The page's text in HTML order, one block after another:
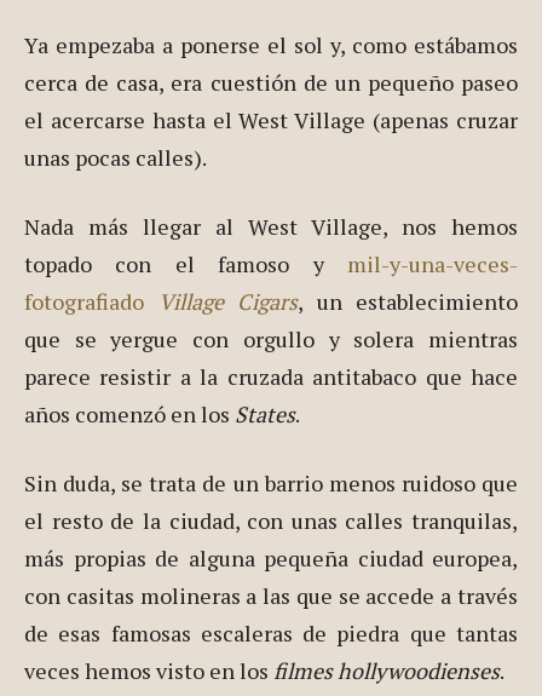
habíamos tenido tiempo de visitar el oeste del
Village.
Ya empezaba a ponerse el sol y, como estábamos
el acercarse hasta el West Village (apenas cruzar
unas pocas calles).
Nada más llegar al West Village, nos hemos
topado con el famoso ymil-y-una-veces-
fotografiado Village Cigars
parece resistir a la cruzada antitabaco que hace
años comenzó en losStates.
Sin duda, se trata de un barrio menos ruidoso que
el resto de la ciudad, con unas calles tranquilas,
más propias de alguna pequeña ciudad europea,